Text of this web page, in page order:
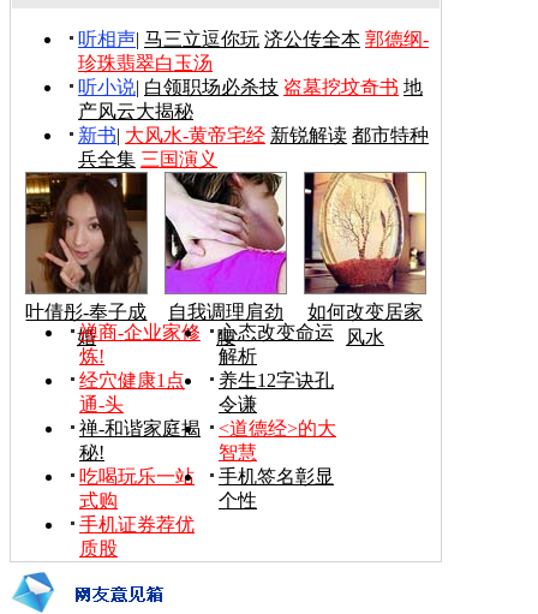
听相声| 马三立逗你玩 济公传全本 郭德纲-
珍珠翡翠白玉汤
听小说| 白领职场必杀技 盗墓挖坟奇书 地
产风云大揭秘
新书| 大风水-黄帝宅经 新锐解读 都市特种
兵全集 三国演义
叶倩彤-奉子成
婚
自我调理肩劲
腰
如何改变居家
风水
禅商-企业家修
炼!
心态改变命运
解析
经穴健康1点
通-头
养生12字诀孔
令谦
禅-和谐家庭揭
秘!
<道德经>的大
智慧
吃喝玩乐一站
式购
手机签名彰显
个性
手机证券荐优
质股